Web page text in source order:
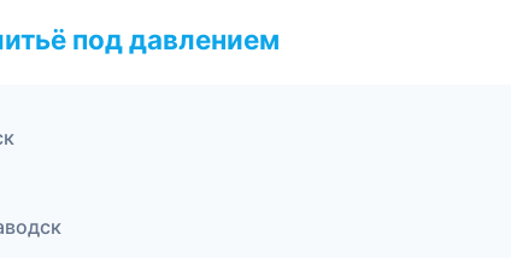
под давлением